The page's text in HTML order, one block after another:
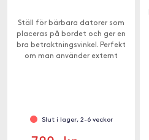
Ställ för bärbara datorer som
placeras på bordet och ger en
bra betraktningsvinkel. Perfekt
om man använder externt
Slut i lager, 2-6 veckor